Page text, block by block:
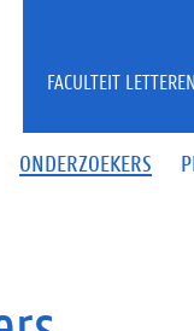
ONDERZOEKERS
FACULTEIT